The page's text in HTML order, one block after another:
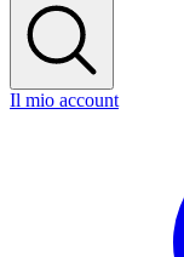
Il mio account